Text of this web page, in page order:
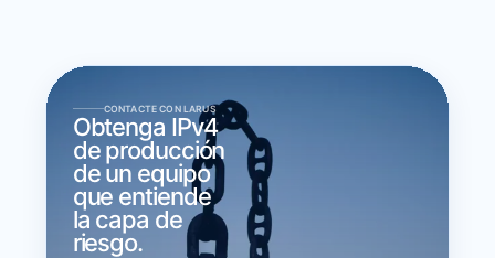
CONTACTE CON LARUS
Obtenga IPv4
de producción
de un equipo
que entiende
la capa de
riesgo.